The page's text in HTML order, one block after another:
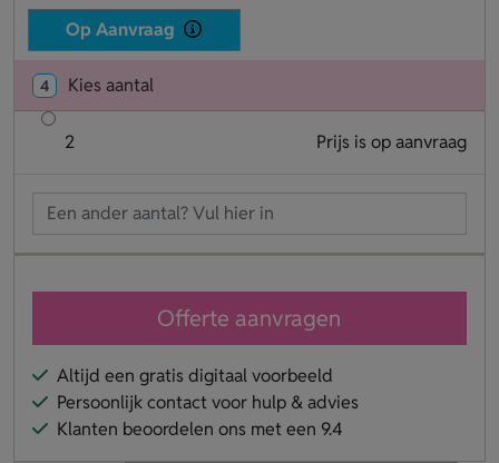
Op Aanvraag
4 Kies aantal
2 Prijs is op aanvraag
Offerte aanvragen
Altijd een gratis digitaal voorbeeld
Persoonlijk contact voor hulp & advies
Klanten beoordelen ons met een 9.4